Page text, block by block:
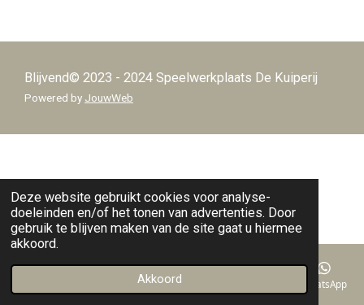
Deze website gebruikt cookies voor analyse-
doeleinden en/of het tonen van advertenties. Door
gebruik te blijven maken van de site gaat u hiermee
akkoord.
Akkoord
Blijvend© 2023 - 2024 Speelwerkplaats De Kuiperij
Powered by JouwWeb
Telefoonnummer WhatsApp